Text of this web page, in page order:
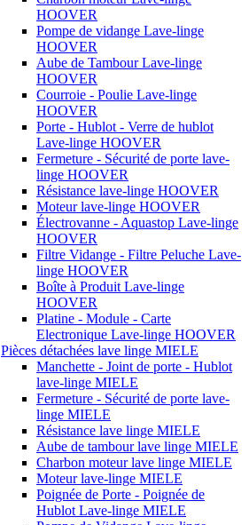
HOOVER
Pompe de vidange Lave-linge
HOOVER
Aube de Tambour Lave-linge
HOOVER
Courroie - Poulie Lave-linge
HOOVER
Porte - Hublot - Verre de hublot
Lave-linge HOOVER
Fermeture - Sécurité de porte lave-
linge HOOVER
Résistance lave-linge HOOVER
Moteur lave-linge HOOVER
Électrovanne - Aquastop Lave-linge
HOOVER
Filtre Vidange - Filtre Peluche Lave-
linge HOOVER
Boîte à Produit Lave-linge
HOOVER
Platine - Module - Carte
Electronique Lave-linge HOOVER
Pièces détachées lave linge MIELE
Manchette - Joint de porte - Hublot
lave-linge MIELE
Fermeture - Sécurité de porte lave-
linge MIELE
Résistance lave linge MIELE
Aube de tambour lave linge MIELE
Charbon moteur lave linge MIELE
Moteur lave-linge MIELE
Poignée de Porte - Poignée de
Hublot Lave-linge MIELE